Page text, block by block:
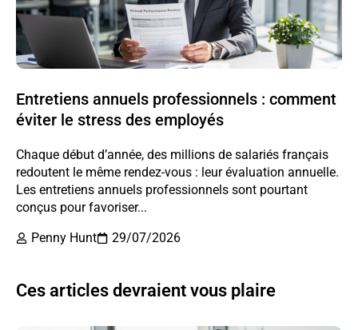
Entretiens annuels professionnels : comment
éviter le stress des employés
Chaque début d’année, des millions de salariés français
redoutent le même rendez-vous : leur évaluation annuelle.
Les entretiens annuels professionnels sont pourtant
conçus pour favoriser...
Penny Hunt
29/07/2026
Ces articles devraient vous plaire